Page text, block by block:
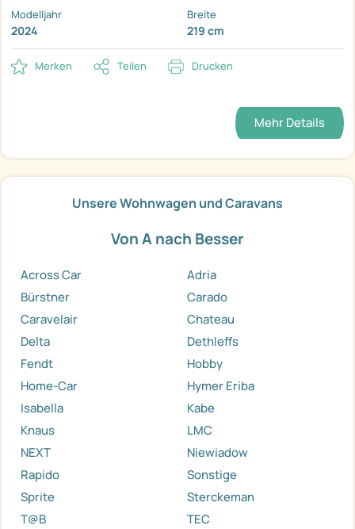
Modelljahr
2024
Breite
219 cm
Merken Teilen Drucken
Mehr Details
Unsere Wohnwagen und Caravans
Von A nach Besser
Across Car
Adria
Bürstner
Carado
Caravelair
Chateau
Delta
Dethleffs
Fendt
Hobby
Home-Car
Hymer Eriba
Isabella
Kabe
Knaus
LMC
NEXT
Niewiadow
Rapido
Sonstige
Sprite
Sterckeman
T@B
TEC